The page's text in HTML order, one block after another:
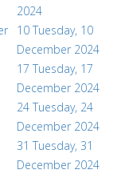
2024
10 Tuesday, 10
December 2024
17 Tuesday, 17
December 2024
24 Tuesday, 24
December 2024
31 Tuesday, 31
December 2024